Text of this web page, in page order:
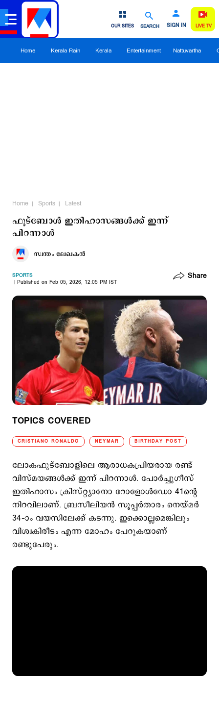
SEARCH SIGN IN
OUR SITES LIVE TV
Home Kerala Rain Kerala Entertainment Nattuvartha
Home Sports Latest
ഫുട്ബോൾ ഇതിഹാസങ്ങൾക്ക് ഇന്ന്
പിറന്നാൾ
സ്വന്തം ലേഖകൻ
SPORTS
Published on Feb 05, 2026, 12:05 PM IST
Share
TOPICS COVERED
CRISTIANO RONALDO NEYMAR BIRTHDAY POST
ലോകഫുട്ബോളിലെ ആരാധകപ്രിയരായ രണ്ട്
വിസ്മയങ്ങള്‍ക്ക് ഇന്ന് പിറന്നാള്‍. പോര്‍ച്ചുഗീസ്
ഇതിഹാസം ക്രിസ്റ്റ്യാനോ റോളോള്‍ഡോ 41ന്‍റെ
നിറവിലാണ്. ബ്രസീലിയന്‍ സൂപ്പര്‍താരം നെയ്മര്‍‌
34–ാം വയസിലേക്ക് കടന്നു. ഇക്കൊല്ലമെങ്കിലും
വിശ്വകിരീടം എന്ന മോഹം പേറുകയാണ്
രണ്ടുപേരും.